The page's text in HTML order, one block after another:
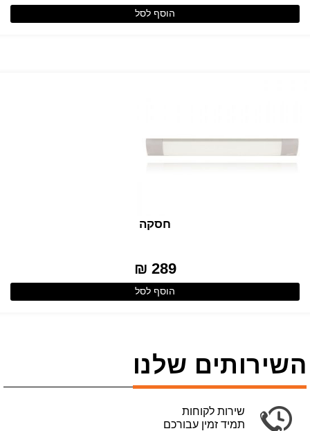
הוסף לסל
חסקה
289 ₪
הוסף לסל
השירותים שלנו
שירות לקוחות
תמיד זמין עבורכם